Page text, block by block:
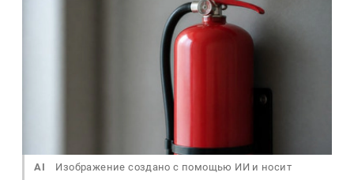
AI
Изображение создано с помощью ИИ и носит